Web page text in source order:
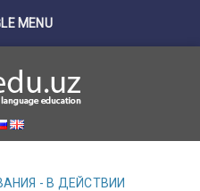
MENU
- В ДЕЙСТВИИ